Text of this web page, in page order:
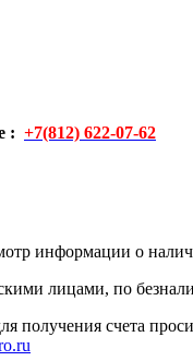
: +7(812) 622-07-62
информации о
лицами, по
получения счета